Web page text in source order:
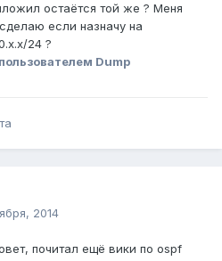
остаётся той же ? Меня
если назначу на
24 ?
пользователем Dump
2014
почитал ещё вики по ospf